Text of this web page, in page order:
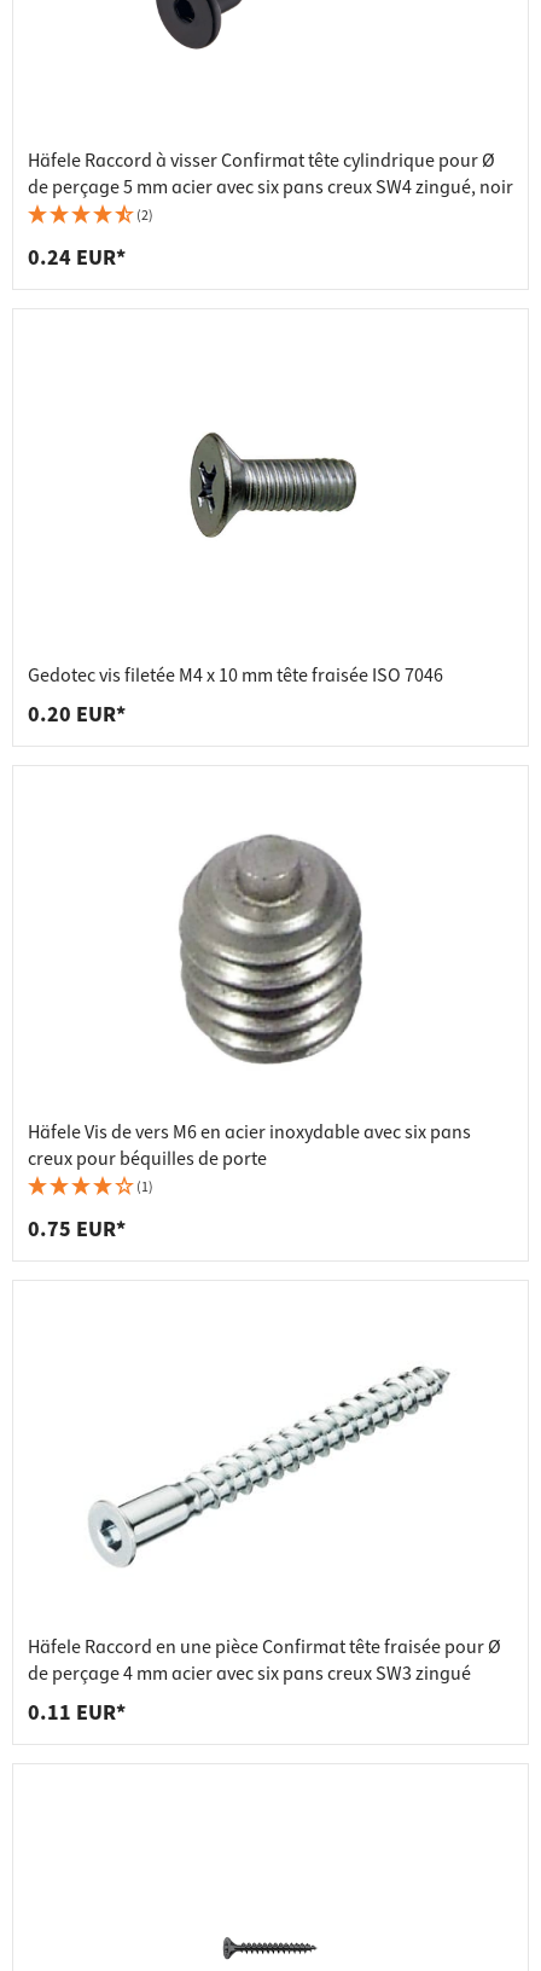
Häfele Raccord à visser Confirmat tête cylindrique pour Ø
de perçage 5 mm acier avec six pans creux SW4 zingué, noir
(2)
0.24 EUR*
Gedotec vis filetée M4 x 10 mm tête fraisée ISO 7046
0.20 EUR*
Häfele Vis de vers M6 en acier inoxydable avec six pans
creux pour béquilles de porte
(1)
0.75 EUR*
Häfele Raccord en une pièce Confirmat tête fraisée pour Ø
de perçage 4 mm acier avec six pans creux SW3 zingué
0.11 EUR*